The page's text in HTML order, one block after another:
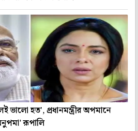
ভালো হত', প্রধানমন্ত্রীর অপমানে
রূপালি